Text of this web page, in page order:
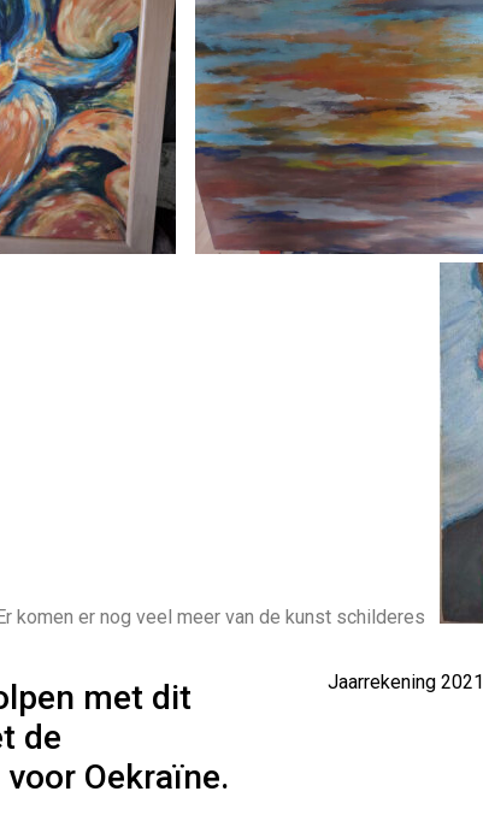
komen er nog veel meer van de kunst schilderes
met dit
de
Oekraïne.
Jaarrekening 2021